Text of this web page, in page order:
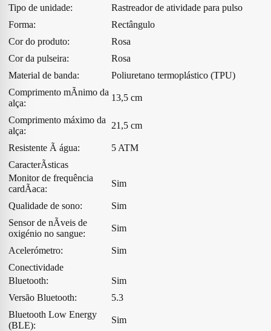
Tipo de unidade:
Rastreador de atividade para pulso
Forma:
Rectângulo
Cor do produto:
Rosa
Cor da pulseira:
Rosa
Material de banda:
Poliuretano termoplástico (TPU)
Comprimento mÃ­nimo da
alça:
13,5 cm
Comprimento máximo da
alça:
21,5 cm
Resistente Ã água:
5 ATM
CaracterÃ­sticas
Monitor de frequência
cardÃ­aca:
Sim
Qualidade de sono:
Sim
Sensor de nÃ­veis de
oxigénio no sangue:
Sim
Acelerómetro:
Sim
Conectividade
Bluetooth:
Sim
Versão Bluetooth:
5.3
Bluetooth Low Energy
(BLE):
Sim